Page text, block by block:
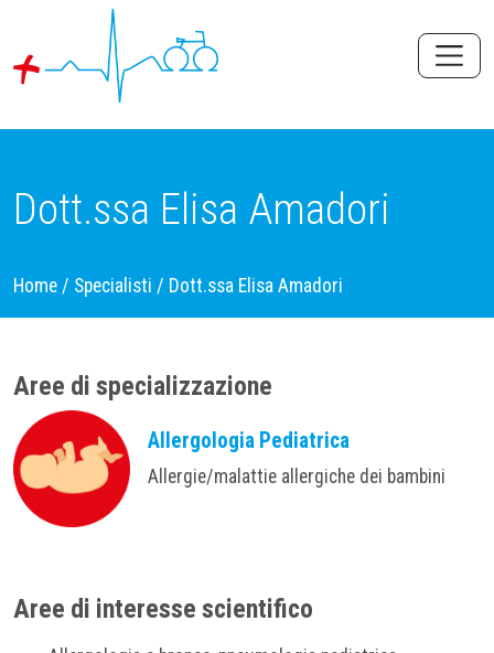
Dott.ssa Elisa Amadori
Home / Specialisti / Dott.ssa Elisa Amadori
Aree di specializzazione
Allergologia Pediatrica
Allergie/malattie allergiche dei bambini
Aree di interesse scientifico